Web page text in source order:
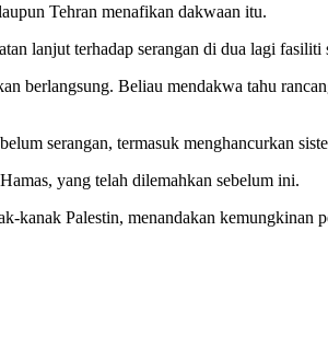
Tehran menafikan dakwaan itu.
lanjut terhadap serangan di dua lagi fasiliti
berlangsung. Beliau mendakwa tahu
serangan, termasuk menghancurkan
yang telah dilemahkan sebelum ini.
kanak Palestin, menandakan kemungkinan